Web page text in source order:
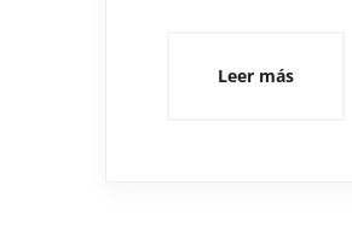
Leer más